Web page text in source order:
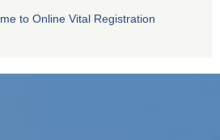
to Online Vital Registration